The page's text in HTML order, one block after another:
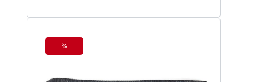
Rabatt
%